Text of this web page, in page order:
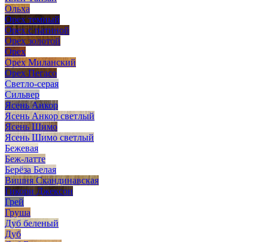
Ольха
Орех темный
Орех с патиной
Орех золотой
Орех
Орех Миланский
Орех Пегасо
Светло-серая
Сильвер
Ясень Анкор
Ясень Анкор светлый
Ясень Шимо
Ясень Шимо светлый
Бежевая
Беж-латте
Берёза Белая
Вишня Скандинавская
Гикори Джексон
Грей
Груша
Дуб беленый
Дуб